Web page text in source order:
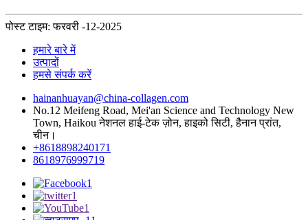
पोस्ट टाइम: फरवरी -12-2025
हमारे बारे में
उत्पादों
हमसे संपर्क करें
hainanhuayan@china-collagen.com
No.12 Meifeng Road, Mei'an Science and Technology New
Town, Haikou नेशनल हाई-टेक ज़ोन, हाइको सिटी, हैनान प्रांत,
चीन।
+8618898240171
8618976999719